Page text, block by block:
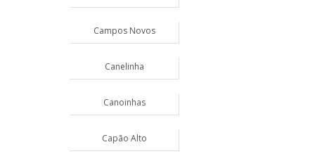
Campos Novos
Canelinha
Canoinhas
Capão Alto